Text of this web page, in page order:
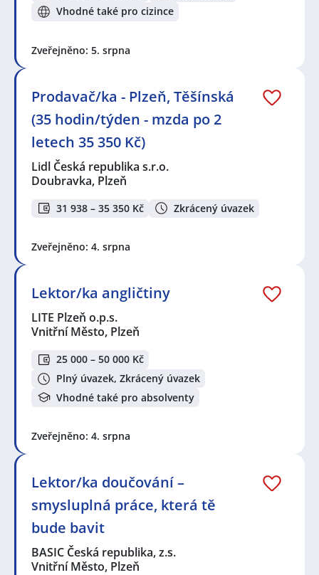
Vhodné také pro cizince
Zveřejněno: 5. srpna
Prodavač/ka - Plzeň, Těšínská
(35 hodin/týden - mzda po 2
letech 35 350 Kč)
Lidl Česká republika s.r.o.
Doubravka, Plzeň
31 938 – 35 350 Kč Zkrácený úvazek
Zveřejněno: 4. srpna
Lektor/ka angličtiny
LITE Plzeň o.p.s.
Vnitřní Město, Plzeň
25 000 – 50 000 Kč
Plný úvazek, Zkrácený úvazek
Vhodné také pro absolventy
Zveřejněno: 4. srpna
Lektor/ka doučování –
smysluplná práce, která tě
bude bavit
BASIC Česká republika, z.s.
Vnitřní Město, Plzeň